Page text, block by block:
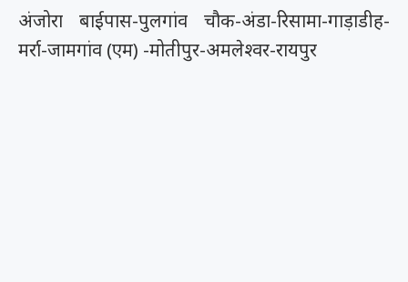
अंजोरा बाईपास-पुलगांव चौक-अंडा-रिसामा-गाड़ाडीह-
मर्रा-जामगांव (एम) -मोतीपुर-अमलेश्वर-रायपुर